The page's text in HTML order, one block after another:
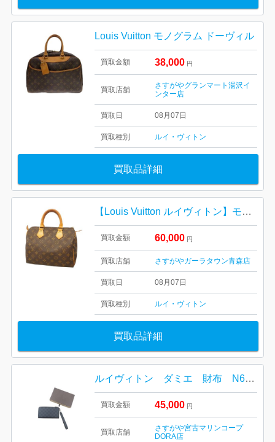
Louis Vuitton モノグラム ドーヴィル
買取金額 38,000 円
買取店舗
さすがやグランマート湯沢イ
ンター店
買取日 08月07日
買取種別 ルイ・ヴィトン
買取品詳細
【Louis Vuitton ルイヴィトン】モノグラム・キャンバス・スピーディ30・メンズ・レディース
買取金額 60,000 円
買取店舗 さすがやガーラタウン青森店
買取日 08月07日
買取種別 ルイ・ヴィトン
買取品詳細
ルイヴィトン ダミエ 財布 N60379
買取金額 45,000 円
買取店舗
さすがや宮古マリンコープ
DORA店